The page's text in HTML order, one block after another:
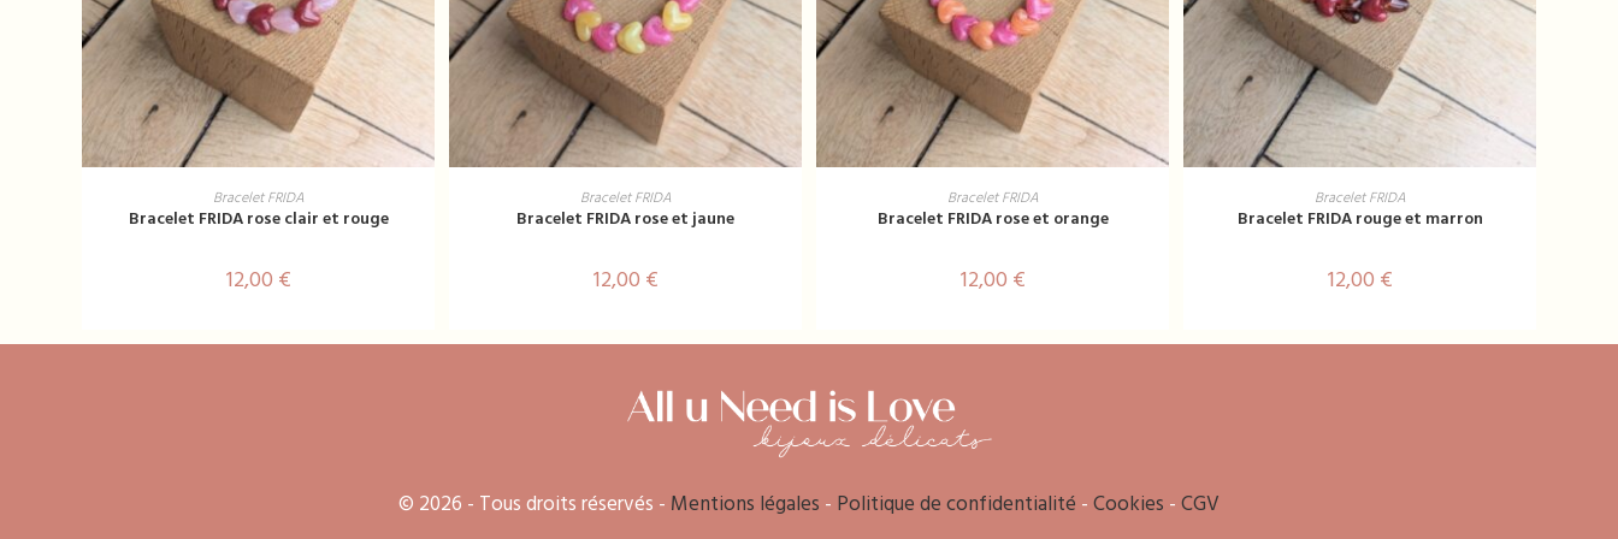
AJOUTER AU PANIER
Bracelet FRIDA
Bracelet FRIDA rose clair et rouge
12,00 €
AJOUTER AU PANIER
Bracelet FRIDA
Bracelet FRIDA rose et jaune
12,00 €
AJOUTER AU PANIER
Bracelet FRIDA
Bracelet FRIDA rose et orange
12,00 €
AJOUTER AU PANIER
Bracelet FRIDA
Bracelet FRIDA rouge et marron
12,00 €
© 2026 - Tous droits réservés - Mentions légales - Politique de confidentialité -Cookies -CGV